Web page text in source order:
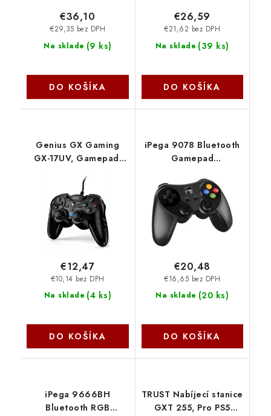
Na sklade (9 ks)
€29,35 bez DPH
€36,10
DO KOŠÍKA
Na sklade (39 ks)
€21,62 bez DPH
€26,59
DO KOŠÍKA
Genius GX Gaming
GX-17UV, Gamepad,
PC a PS3, USB, černý
31610001400
Na sklade (4 ks)
€10,14 bez DPH
€12,47
DO KOŠÍKA
iPega 9078 Bluetooth
Gamepad
TV Black
303276759260
NoName
Na sklade (20 ks)
€16,65 bez DPH
€20,48
DO KOŠÍKA
iPega 9666BH
Bluetooth RGB
TRUST Nabíjecí stanice
GXT 255, Pro PS5